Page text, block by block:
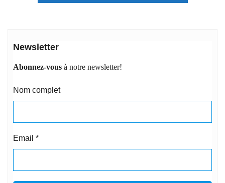
Newsletter
Abonnez-vous à notre newsletter!
Nom complet
Email *